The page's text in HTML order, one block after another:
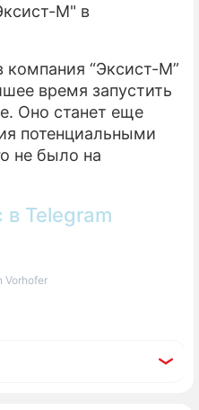
М" в
компания “Эксист-М”
время запустить
Оно станет еще
потенциальными
не было на
Telegram
Vorhofer